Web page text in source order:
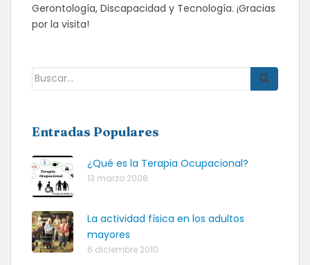
Gerontología, Discapacidad y Tecnología. ¡Gracias
por la visita!
Buscar:
Entradas Populares
¿Qué es la Terapia Ocupacional?
13 marzo 2008
La actividad física en los adultos
mayores
6 diciembre 2010